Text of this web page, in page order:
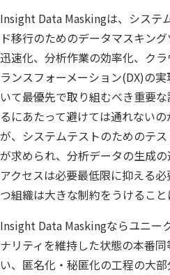
データ
データ利活用
クラウド移行コンサ
パートナー
Insight Data Maskingは、システ
ド移行のためのデータマスキン
迅速化、分析作業の効率化、ク
ランスフォーメーション(DX)の
いて最優先で取り組むべき重要
るにあたって避けては通れない
が、システムテストのためのテ
が求められ、分析データの生成
アクセスは必要最低限に抑える
つ組織は大きな制約をうけること
Insight Data Maskingならユニー
ナリティを維持した状態の本番
い、匿名化・秘匿化の工程の大